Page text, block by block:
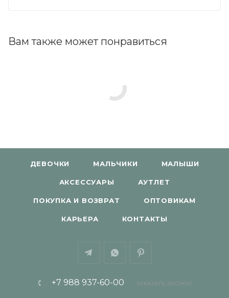
Вам также может понравиться
ДЕВОЧКИ МАЛЬЧИКИ МАЛЫШИ
АКСЕССУАРЫ АУТЛЕТ
ПОКУПКА И ВОЗВРАТ ОПТОВИКАМ
КАРЬЕРА КОНТАКТЫ
+7 988 937-60-00 ЗАКАЗАТЬ ЗВОНОК